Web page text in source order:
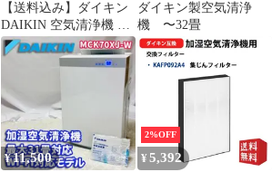
【送料込み】ダイキン
DAIKIN 空気清浄機 脱
臭フィルター
KAD107A4
ダイキン製空気清浄
機 〜32畳
¥11,500
2%OFF
¥ 5,392